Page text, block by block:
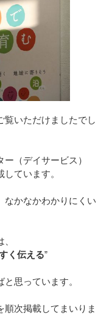
覧いただけましたでし
（デイサービス）
ています。
なかなかわかりにくい
く伝える”
思っています。
順次掲載してまいりま